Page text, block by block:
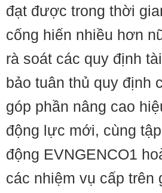
đạt được trong thời
cống hiến nhiều hơn
rà soát các quy định
bảo tuân thủ quy định
góp phần nâng cao
động lực mới, cùng
động EVNGENCO1
các nhiệm vụ cấp trên